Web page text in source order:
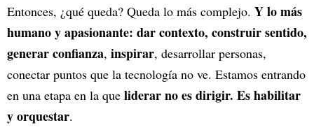
Entonces, ¿qué queda? Queda lo más complejo. Y lo más
humano y apasionante: dar contexto, construir sentido,
generar confianza, inspirar, desarrollar personas,
conectar puntos que la tecnología no ve. Estamos entrando
en una etapa en la que liderar no es dirigir. Es habilitar
y orquestar.